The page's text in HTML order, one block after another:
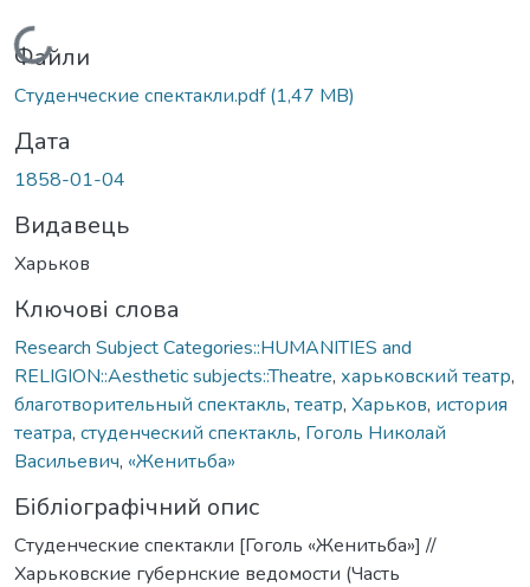
Вантажиться...
Файли
Студенческие спектакли.pdf(1,47 MB)
Дата
1858-01-04
Видавець
Харьков
Ключові слова
Research Subject Categories::HUMANITIES and
RELIGION::Aesthetic subjects::Theatre, харьковский театр,
благотворительный спектакль, театр, Харьков, история
театра, студенческий спектакль, Гоголь Николай
Васильевич, «Женитьба»
Бібліографічний опис
Студенческие спектакли [Гоголь «Женитьба»] //
Харьковские губернские ведомости (Часть